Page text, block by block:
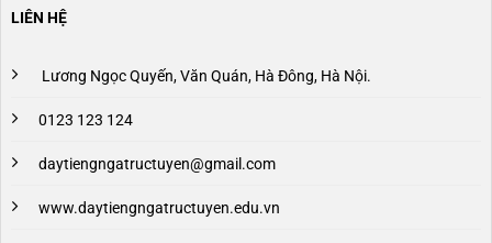
LIÊN HỆ
Lương Ngọc Quyến, Văn Quán, Hà Đông, Hà Nội.
0123 123 124
daytiengngatructuyen@gmail.com
www.daytiengngatructuyen.edu.vn